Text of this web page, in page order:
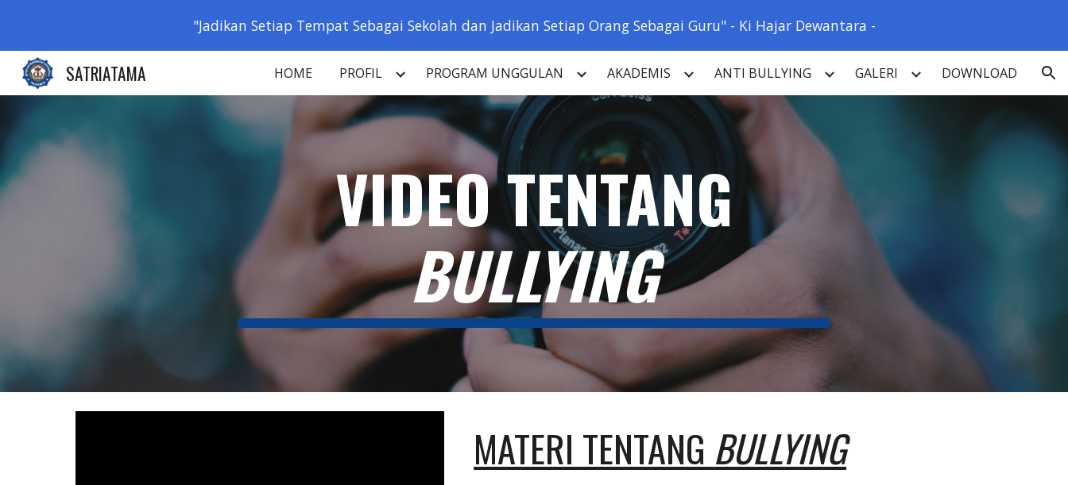
Skip to main content Skip to navigation
"Jadikan Setiap Tempat Sebagai Sekolah dan Jadikan Setiap Orang Sebagai Guru" - Ki Hajar Dewantara -
SATRIATAMA HOME PROFIL PROGRAM UNGGULAN AKADEMIS ANTI BULLYING GALERI DOWNLOAD
VIDEO TENTANG
BULLYING
MATERI TENTANG BULLYING